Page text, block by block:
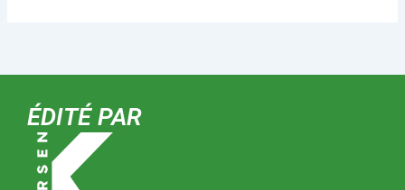
ÉDITÉ PAR